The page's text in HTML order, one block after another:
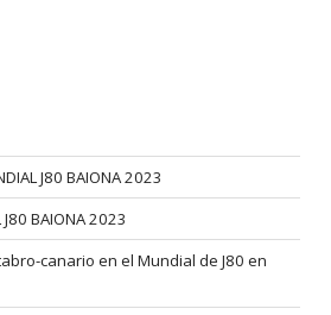
J80 BAIONA 2023
J80 BAIONA 2023
canario en el Mundial de J80 en